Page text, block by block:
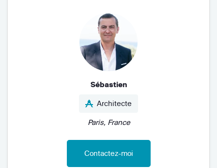
Sébastien
Architecte
Paris, France
Contactez-moi